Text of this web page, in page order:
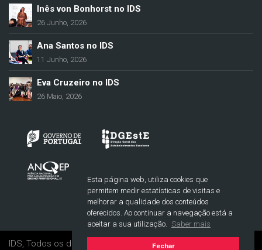
Esta página web, utiliza cookies que
permitem medir estatísticas de visitas e
melhorar a qualidade dos conteúdos
oferecidos. Ao continuar a navegação está a
aceitar a sua utilização.
Saber mais
Fechar
Inês von Bonhorst no IDS
26 Junho, 2026
Ana Santos no IDS
11 Junho, 2026
Eva Cruzeiro no IDS
26 Maio, 2026
IDS, Todos os direitos reservados. © 2017-2021